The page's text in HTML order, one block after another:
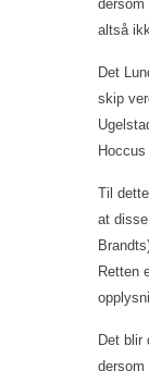
altså
Det
skip
Til
at
Retten
Det blir